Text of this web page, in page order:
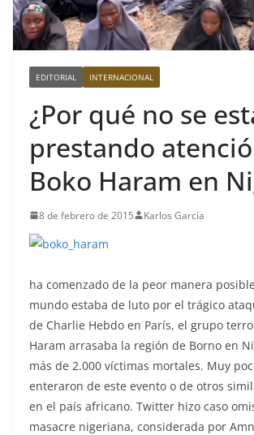
EDITORIAL INTERNACIONAL
¿Por qué no se
prestando
Boko Haram en
8 de febrero de 2015 Karlos García
ha comenzado de la peor manera
mundo estaba de luto por el trágico
de Charlie Hebdo en París, el grupo
Haram arrasaba la región de Borno en
más de 2.000 víctimas mortales. Muy
enteraron de este evento o de otros
en el país africano. Twitter hizo caso
masacre nigeriana, considerada por